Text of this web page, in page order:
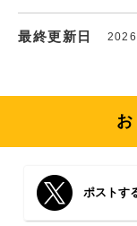
最終更新日
ポストす